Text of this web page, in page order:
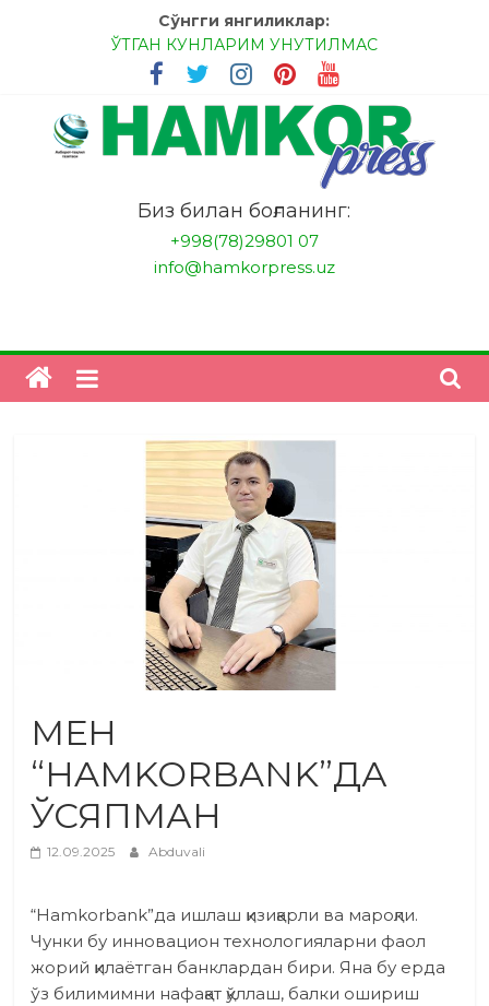
Сўнгги янгиликлар:
ЎТГАН КУНЛАРИМ УНУТИЛМАС
МЕССИ ВА РОНАЛДУ, АНА ЭНДИ ИККАЛАНГ ҲАМ
ҲУСАНОВГА ТАН БЕРИНГЛАР!
МЕҲР ОРҚАЛИ ШИФО
БАНКДА ИШЛАШ ОСОНМИ?
НАТИЖАГА ЭРИШИШ ЎЗ ҚЎЛИМИЗДА
"HamkorPress"
Биз билан боғланинг:
+998(78)29801 07
info@hamkorpress.uz
МЕН
“HAMKORBANK”ДА
ЎСЯПМАН
12.09.2025 Abduvali
“Hamkorbank”да ишлаш қизиқарли ва мароқли.
Чунки бу инновацион технологияларни фаол
жорий қилаётган банклардан бири. Яна бу ерда
ўз билимимни нафақат қўллаш, балки ошириш